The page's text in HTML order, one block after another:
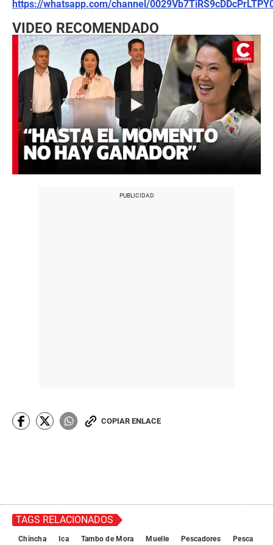
https://whatsapp.com/channel/
VIDEO RECOMENDADO
COPIAR ENLACE
TAGS RELACIONADOS
Chincha Ica Tambo de Mora Muelle Pescadores
Pesca